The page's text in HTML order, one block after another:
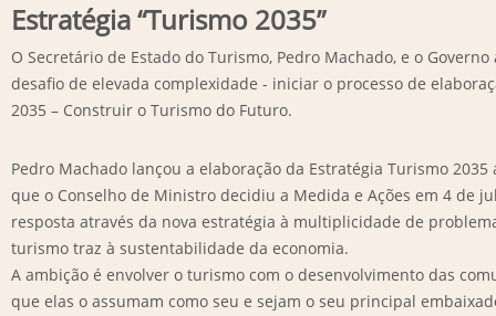
Estratégia “Turismo 2035”
O Secretário de Estado do Turismo, Pedro Machado, e o
desafio de elevada complexidade - iniciar o processo de
2035 – Construir o Turismo do Futuro.
Pedro Machado lançou a elaboração da Estratégia Turismo
que o Conselho de Ministro decidiu a Medida e Ações em 4 de
resposta através da nova estratégia à multiplicidade de
turismo traz à sustentabilidade da economia.
A ambição é envolver o turismo com o desenvolvimento das
que elas o assumam como seu e sejam o seu principal